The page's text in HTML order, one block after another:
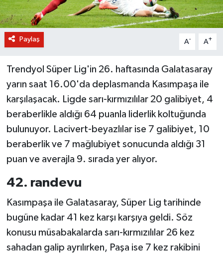
Paylaş A- A+
Trendyol Süper Lig'in 26. haftasında Galatasaray
yarın saat 16.00'da deplasmanda Kasımpaşa ile
karşılaşacak. Ligde sarı-kırmızılılar 20 galibiyet, 4
beraberlikle aldığı 64 puanla liderlik koltuğunda
bulunuyor. Lacivert-beyazlılar ise 7 galibiyet, 10
beraberlik ve 7 mağlubiyet sonucunda aldığı 31
puan ve averajla 9. sırada yer alıyor.
42. randevu
Kasımpaşa ile Galatasaray, Süper Lig tarihinde
bugüne kadar 41 kez karşı karşıya geldi. Söz
konusu müsabakalarda sarı-kırmızılılar 26 kez
sahadan galip ayrılırken, Paşa ise 7 kez rakibini